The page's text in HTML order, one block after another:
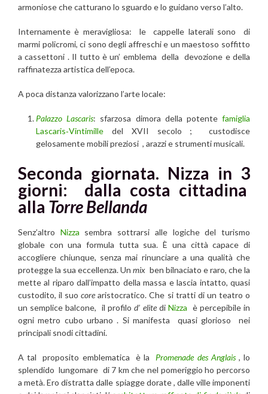
armoniose che catturano lo sguardo e lo guidano verso l’alto.
Internamente è meravigliosa: le cappelle laterali sono di
marmi policromi, ci sono degli affreschi e un maestoso soffitto
a cassettoni . Il tutto è un’ emblema della devozione e della
raffinatezza artistica dell’epoca.
A poca distanza valorizzano l’arte locale:
Palazzo Lascaris: sfarzosa dimora della potentefamiglia
Lascaris‑Vintimille del XVII secolo ; custodisce
gelosamente mobili preziosi , arazzi e strumenti musicali.
Seconda giornata. Nizza in 3
giorni: dalla costa cittadina
alla Torre Bellanda
Senz’altro Nizza sembra sottrarsi alle logiche del turismo
globale con una formula tutta sua. È una città capace di
accogliere chiunque, senza mai rinunciare a una qualità che
protegge la sua eccellenza. Unmix ben bilnaciato e raro, che la
mette al riparo dall’impatto della massa e lascia intatto, quasi
custodito, il suocorearistocratico. Che si tratti di un teatro o
un semplice balcone, il profilod’ elitediNizza è percepibile in
ogni metro cubo urbano . Si manifesta quasi glorioso nei
principali snodi cittadini.
A tal proposito emblematica è la Promenade des Anglais, lo
splendido lungomare di 7 km che nel pomeriggio ho percorso
a metà. Ero distratta dalle spiagge dorate , dalle ville imponenti